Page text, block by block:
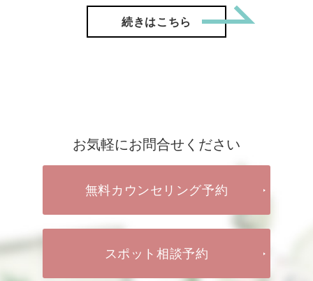
続きはこちら
お気軽にお問合せください
無料カウンセリング予約
スポット相談予約